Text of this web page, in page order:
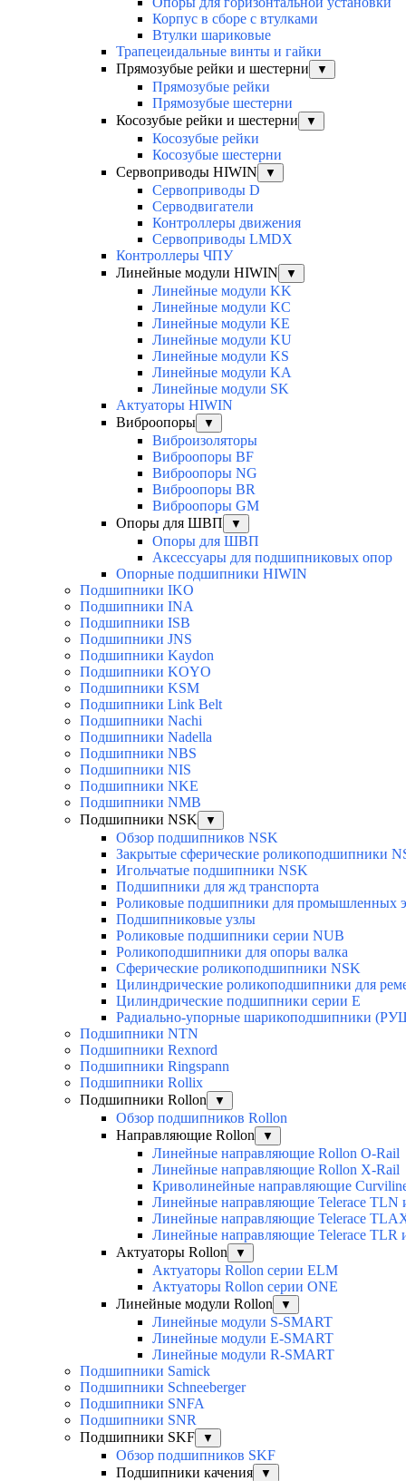
Корпус в сборе с втулками
Втулки шариковые
Трапецеидальные винты и гайки
Прямозубые рейки и шестерни
▼
Прямозубые рейки
Прямозубые шестерни
Косозубые рейки и шестерни
▼
Косозубые рейки
Косозубые шестерни
Сервоприводы HIWIN
▼
Сервоприводы D
Серводвигатели
Контроллеры движения
Сервоприводы LMDX
Контроллеры ЧПУ
Линейные модули HIWIN
▼
Линейные модули KK
Линейные модули KC
Линейные модули KE
Линейные модули KU
Линейные модули KS
Линейные модули KA
Линейные модули SK
Актуаторы HIWIN
Виброопоры
▼
Виброизоляторы
Виброопоры BF
Виброопоры NG
Виброопоры BR
Виброопоры GM
Опоры для ШВП
▼
Опоры для ШВП
Аксессуары для подшипниковых опор
Опорные подшипники HIWIN
Подшипники IKO
Подшипники INA
Подшипники ISB
Подшипники JNS
Подшипники Kaydon
Подшипники KOYO
Подшипники KSM
Подшипники Link Belt
Подшипники Nachi
Подшипники Nadella
Подшипники NBS
Подшипники NIS
Подшипники NKE
Подшипники NMB
Подшипники NSK
▼
Обзор подшипников NSK
Закрытые сферические роликоподшипники
Игольчатые подшипники NSK
Подшипники для жд транспорта
Роликовые подшипники для промышленных
Подшипниковые узлы
Роликовые подшипники серии NUB
Роликоподшипники для опоры валка
Сферические роликоподшипники NSK
Цилиндрические роликоподшипники для
Цилиндрические подшипники серии E
Радиально-упорные шарикоподшипники
Подшипники NTN
Подшипники Rexnord
Подшипники Ringspann
Подшипники Rollix
Подшипники Rollon
▼
Обзор подшипников Rollon
Направляющие Rollon
▼
Линейные направляющие Rollon O-Rail
Линейные направляющие Rollon X-Rail
Криволинейные направляющие
Линейные направляющие Telerace TLN
Линейные направляющие Telerace
Линейные направляющие Telerace TLR
Актуаторы Rollon
▼
Актуаторы Rollon серии ELM
Актуаторы Rollon серии ONE
Линейные модули Rollon
▼
Линейные модули S-SMART
Линейные модули E-SMART
Линейные модули R-SMART
Подшипники Samick
Подшипники Schneeberger
Подшипники SNFA
Подшипники SNR
Подшипники SKF
▼
Обзор подшипников SKF
Подшипники качения
▼